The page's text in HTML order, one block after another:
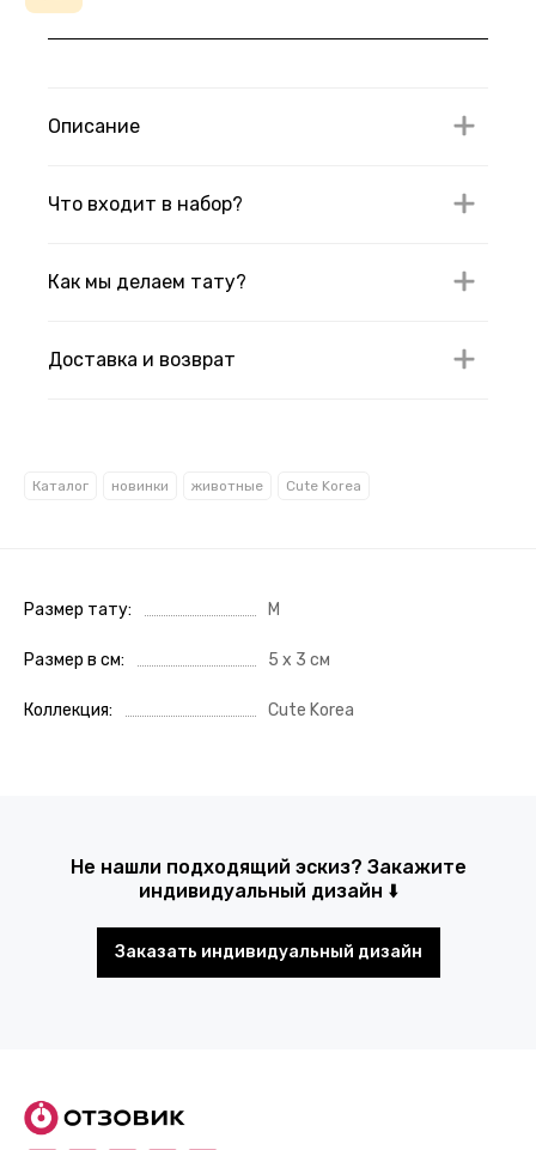
Описание
Что входит в набор?
Как мы делаем тату?
Доставка и возврат
Каталог новинки животные Cute Korea
Размер тату M
Размер в см 5 х 3 см
Коллекция Cute Korea
Не нашли подходящий эскиз? Закажите
индивидуальный дизайн ⬇️
Заказать индивидуальный дизайн